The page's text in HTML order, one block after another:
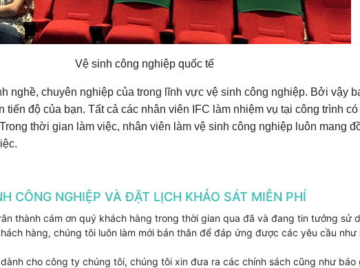
Vệ sinh công nghiệp quốc tế
nghề, chuyên nghiệp của trong lĩnh vực vệ sinh công nghiệp. Bởi vậy
độ của bạn. Tất cả các nhân viên IFC làm nhiệm vụ tại công trình
thời gian làm việc, nhân viên làm vệ sinh công nghiệp luôn mang
CÔNG NGHIỆP VÀ ĐẶT LỊCH KHẢO SÁT MIỄN PHÍ
thành cám ơn quý khách hàng trong thời gian qua đã và đang tin tưởng sử
hàng, chúng tôi luôn làm mới bản thân để đáp ứng được các yêu cầu
cho công ty chúng tôi, chúng tôi xin đưa ra các chính sách cũng như báo